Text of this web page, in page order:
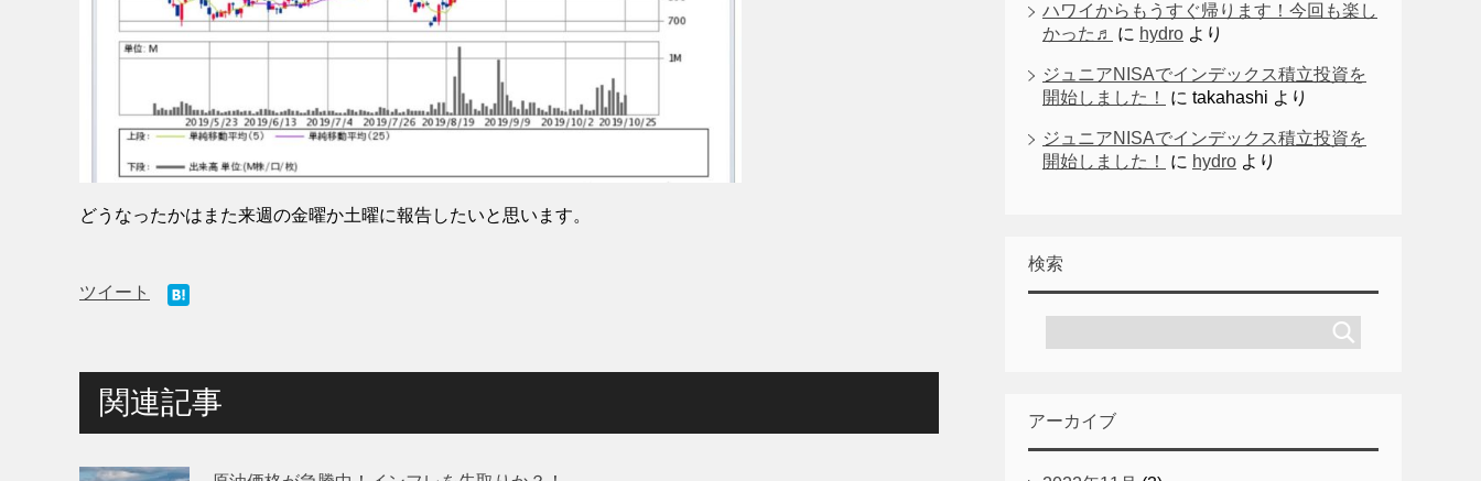
どうなったかはまた来週の金曜か土曜に報告したいと思います。
ツイート
関連記事
ハワイからもうすぐ帰ります！今回も楽し
かった♬
に hydro より
ジュニアNISAでインデックス積立投資を
開始しました！
に takahashi より
ジュニアNISAでインデックス積立投資を
開始しました！
に hydro より
検索
アーカイブ